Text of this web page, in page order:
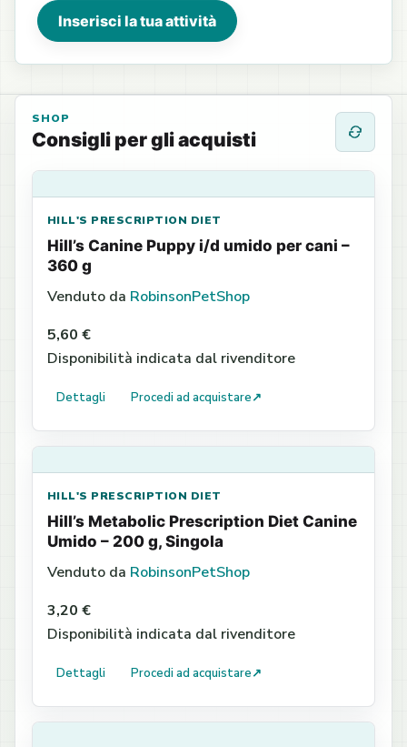
Inserisci la tua attività
SHOP
Consigli per gli acquisti
HILL'S PRESCRIPTION DIET
Hill’s Canine Puppy i/d umido per cani –
360 g
Venduto da RobinsonPetShop
5,60 €
Disponibilità indicata dal rivenditore
Dettagli Procedi ad acquistare↗
HILL'S PRESCRIPTION DIET
Hill’s Metabolic Prescription Diet Canine
Umido – 200 g, Singola
Venduto da RobinsonPetShop
3,20 €
Disponibilità indicata dal rivenditore
Dettagli Procedi ad acquistare↗